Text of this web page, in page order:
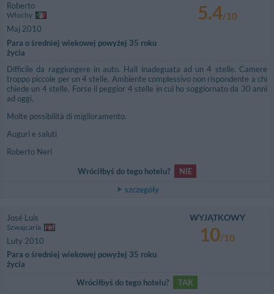
Roberto
Włochy
Maj 2010
Para o średniej wiekowej powyżej 35 roku
życia
5.4/10
Difficile da raggiungere in auto. Hall inadeguata ad un 4 stelle. Camere
troppo piccole per un 4 stelle. Ambiente complessivo non rispondente a chi
chiede un 4 stelle. Forse il peggior 4 stelle in cui ho soggiornato da 30 anni
ad oggi.
Molte possibilità di miglioramento.
Auguri e saluti
Roberto Neri
Wróciłbyś do tego hotelu?
NIE
szczegóły
José Luis
Szwajcaria
Luty 2010
Para o średniej wiekowej powyżej 35 roku
życia
WYJĄTKOWY
10/10
Wróciłbyś do tego hotelu?
TAK